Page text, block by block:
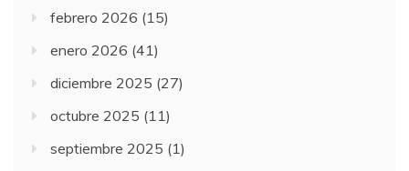
febrero 2026 (15)
enero 2026 (41)
diciembre 2025 (27)
octubre 2025 (11)
septiembre 2025 (1)